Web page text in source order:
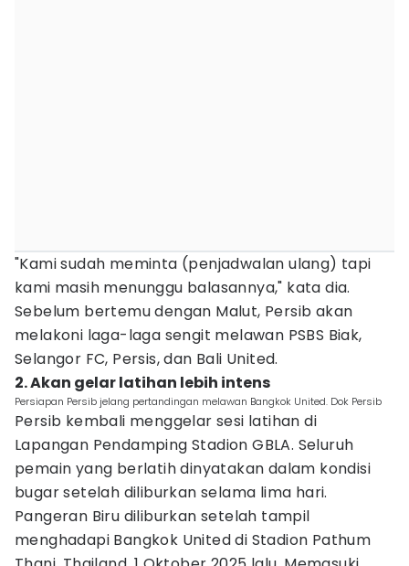
"Kami sudah meminta (penjadwalan ulang) tapi
kami masih menunggu balasannya," kata dia.
Sebelum bertemu dengan Malut, Persib akan
melakoni laga-laga sengit melawan PSBS Biak,
Selangor FC, Persis, dan Bali United.
2. Akan gelar latihan lebih intens
Persiapan Persib jelang pertandingan melawan Bangkok United. Dok Persib
Persib kembali menggelar sesi latihan di
Lapangan Pendamping Stadion GBLA. Seluruh
pemain yang berlatih dinyatakan dalam kondisi
bugar setelah diliburkan selama lima hari.
Pangeran Biru diliburkan setelah tampil
menghadapi Bangkok United di Stadion Pathum